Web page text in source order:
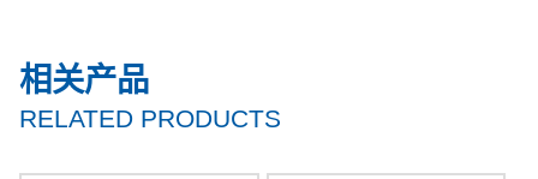
相关产品
RELATED PRODUCTS